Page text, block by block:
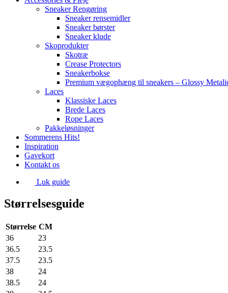
Sneaker Rengøring
Sneaker rensemidler
Sneaker børster
Sneaker klude
Skoprodukter
Skotræ
Crease Protectors
Sneakerbokse
Premium vægophæng til sneakers – Glossy
Laces
Klassiske Laces
Brede Laces
Rope Laces
Pakkeløsninger
Sommerens Hits!
Inspiration
Gavekort
Kontakt os
Luk guide
Størrelsesguide
Størrelse CM
36
23
36.5
23.5
37.5
23.5
38
24
38.5
24